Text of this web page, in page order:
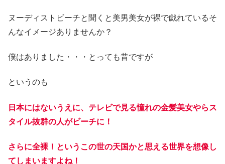
ヌーディストビーチと聞くと美男美女が裸で戯れているそ
んなイメージありませんか？
僕はありました・・・とっても昔ですが
というのも
日本にはないうえに、テレビで見る憧れの金髪美女やらス
タイル抜群の人がビーチに！
さらに全裸！というこの世の天国かと思える世界を想像し
てしまいますよね！